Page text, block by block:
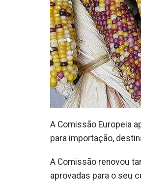
A Comissão Europeia
para importação,
A Comissão renovou
aprovadas para o seu